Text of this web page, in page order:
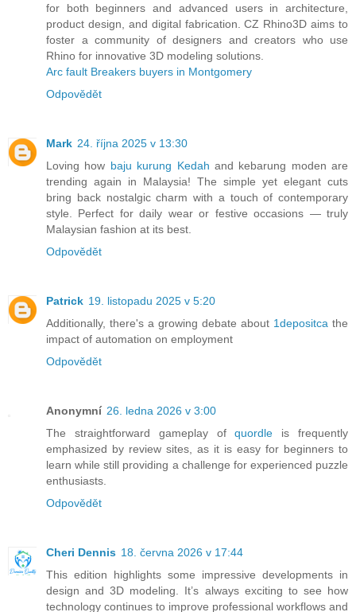
for both beginners and advanced users in architecture,
product design, and digital fabrication. CZ Rhino3D aims to
foster a community of designers and creators who use
Rhino for innovative 3D modeling solutions.
Arc fault Breakers buyers in Montgomery
Odpovědět
Mark 24. října 2025 v 13:30
Loving how baju kurung Kedah and kebarung moden are
trending again in Malaysia! The simple yet elegant cuts
bring back nostalgic charm with a touch of contemporary
style. Perfect for daily wear or festive occasions — truly
Malaysian fashion at its best.
Odpovědět
Patrick 19. listopadu 2025 v 5:20
Additionally, there's a growing debate about 1depositca the
impact of automation on employment
Odpovědět
Anonymní 26. ledna 2026 v 3:00
The straightforward gameplay ofquordle is frequently
emphasized by review sites, as it is easy for beginners to
learn while still providing a challenge for experienced puzzle
enthusiasts.
Odpovědět
Cheri Dennis 18. června 2026 v 17:44
This edition highlights some impressive developments in
design and 3D modeling. It’s always exciting to see how
technology continues to improve professional workflows and